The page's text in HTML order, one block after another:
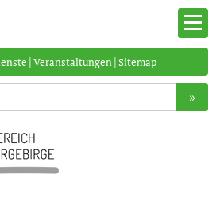
|Veranstaltungen|Sitemap
»